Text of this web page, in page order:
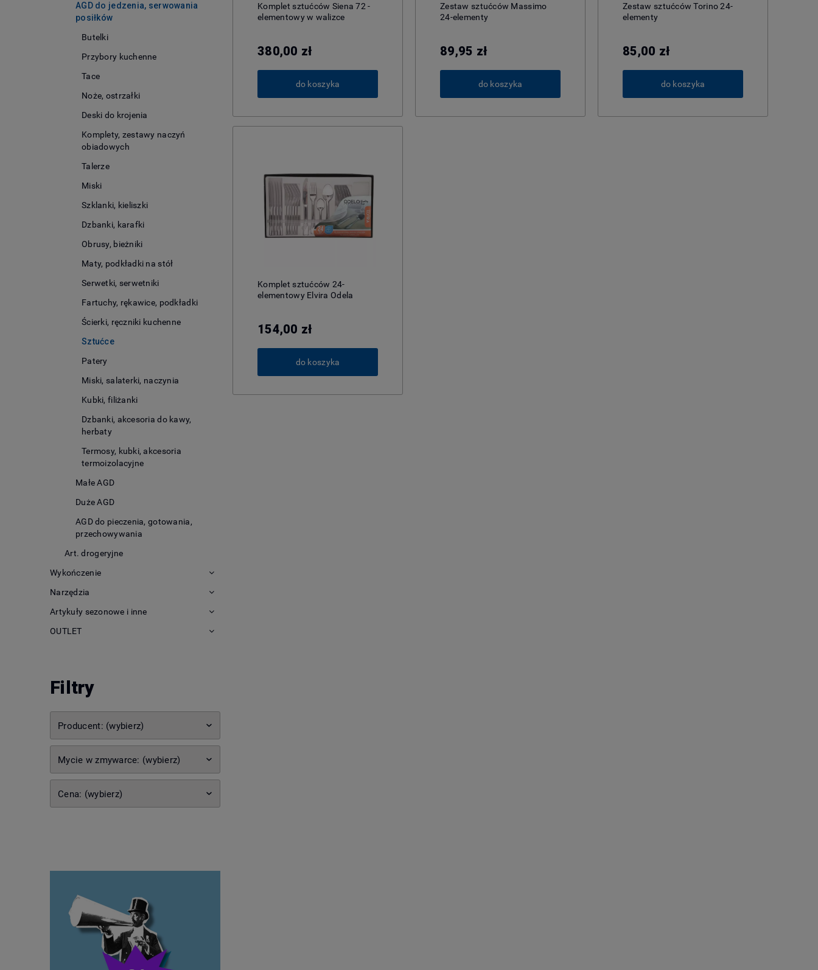
AGD do jedzenia, serwowania
posiłków
Butelki
Przybory kuchenne
Tace
Noże, ostrzałki
Deski do krojenia
Komplety, zestawy naczyń
obiadowych
Talerze
Miski
Szklanki, kieliszki
Dzbanki, karafki
Obrusy, bieżniki
Maty, podkładki na stół
Serwetki, serwetniki
Fartuchy, rękawice, podkładki
Ścierki, ręczniki kuchenne
Sztućce
Patery
Miski, salaterki, naczynia
Kubki, filiżanki
Dzbanki, akcesoria do kawy,
herbaty
Termosy, kubki, akcesoria
termoizolacyjne
Małe AGD
Duże AGD
AGD do pieczenia, gotowania,
przechowywania
Art. drogeryjne
Wykończenie
Narzędzia
Artykuły sezonowe i inne
OUTLET
Filtry
Producent: (wybierz)
Mycie w zmywarce: (wybierz)
Cena: (wybierz)
Komplet sztućców Siena 72 -
elementowy w walizce
380,00 zł
do koszyka
Zestaw sztućców Massimo
24-elementy
89,95 zł
do koszyka
Zestaw sztućców Torino 24-
elementy
85,00 zł
do koszyka
Komplet sztućców 24-
elementowy Elvira Odela
154,00 zł
do koszyka